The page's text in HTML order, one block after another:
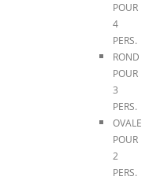
POUR
4
PERS.
ROND
POUR
3
PERS.
OVALE
POUR
2
PERS.